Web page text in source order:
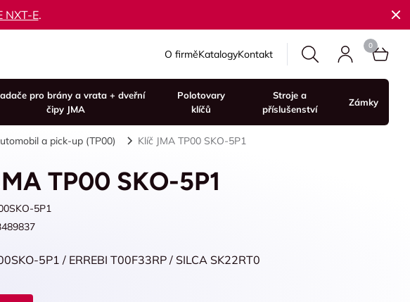
NXT-E.
O firměKatalogyKontakt
pro brány a vrata + dveřní
čipy JMA
Polotovary
klíčů
Stroje a
příslušenství
Zámky
a pick-up (TP00) Klíč JMA TP00 SKO-5P1
TP00 SKO-5P1
5P1
5P1 / ERREBI T00F33RP / SILCA SK22RT0